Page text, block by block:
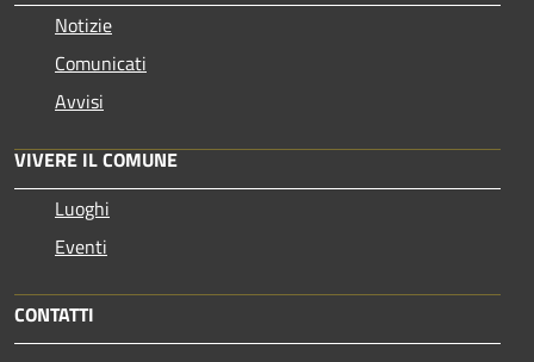
Notizie
Comunicati
Avvisi
VIVERE IL COMUNE
Luoghi
Eventi
CONTATTI